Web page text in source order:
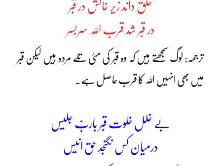
خلق داند زیر خاکش در قبر
در قبر شد قرب اللہ سربسر
ترجمہ: لوگ سمجھتے ہیں کہ وہ قبر کی مٹی تلے مردہ ہیں لیکن قبر
میں بھی انہیں اللہ کا قرب حاصل ہے۔
بے خلل خلوت قبر باربّ جلیس
درمیان کس نگنجد حق انیس